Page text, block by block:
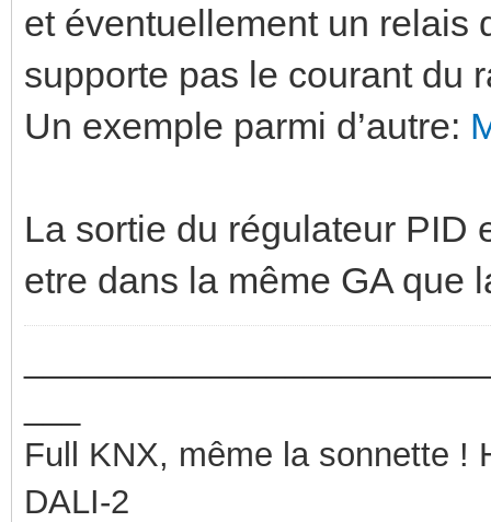
et éventuellement un relais
supporte pas le courant du
Un exemple parmi d’autre:
La sortie du régulateur PID
etre dans la même GA que
Full KNX, même la sonnette !
DALI-2